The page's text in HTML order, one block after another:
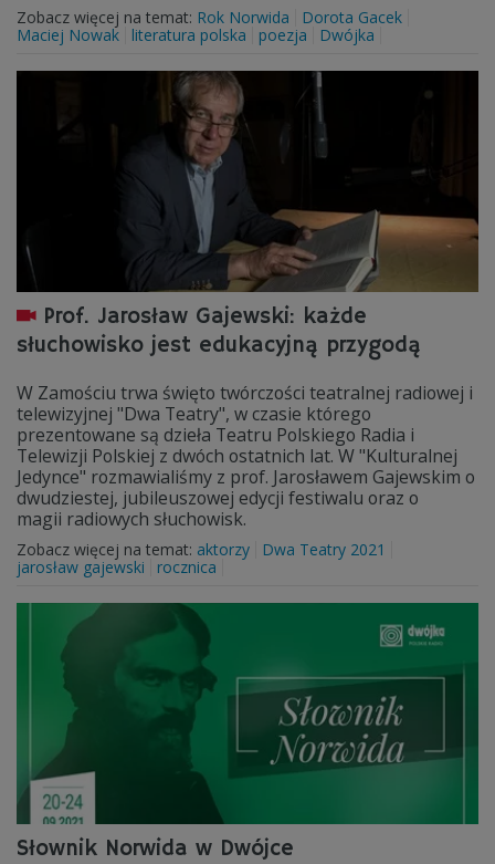
Zobacz więcej na temat: Rok Norwida
Dorota Gacek
Maciej Nowak
literatura polska poezja Dwójka
Prof. Jarosław Gajewski: każde
słuchowisko jest edukacyjną przygodą
W Zamościu trwa święto twórczości teatralnej radiowej i
telewizyjnej "Dwa Teatry", w czasie którego
prezentowane są dzieła Teatru Polskiego Radia i
Telewizji Polskiej z dwóch ostatnich lat. W "Kulturalnej
Jedynce" rozmawialiśmy z prof. Jarosławem Gajewskim o
dwudziestej, jubileuszowej edycji festiwalu oraz o
magii radiowych słuchowisk.
Zobacz więcej na temat: aktorzy
Dwa Teatry 2021
jarosław gajewski
rocznica
Słownik Norwida w Dwójce